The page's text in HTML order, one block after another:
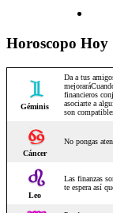
Horoscopo Hoy